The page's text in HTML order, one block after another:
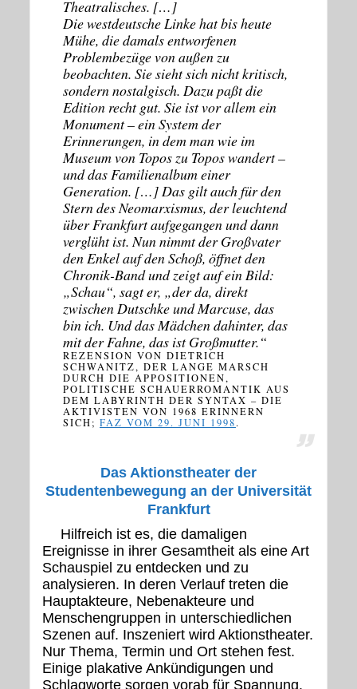
Theatralisches. […]
Die westdeutsche Linke hat bis heute
Mühe, die damals entworfenen
Problembezüge von außen zu
beobachten. Sie sieht sich nicht kritisch,
sondern nostalgisch. Dazu paßt die
Edition recht gut. Sie ist vor allem ein
Monument – ein System der
Erinnerungen, in dem man wie im
Museum von Topos zu Topos wandert –
und das Familienalbum einer
Generation. […] Das gilt auch für den
Stern des Neomarxismus, der leuchtend
über Frankfurt aufgegangen und dann
verglüht ist. Nun nimmt der Großvater
den Enkel auf den Schoß, öffnet den
Chronik-Band und zeigt auf ein Bild:
„Schau“, sagt er, „der da, direkt
zwischen Dutschke und Marcuse, das
bin ich. Und das Mädchen dahinter, das
mit der Fahne, das ist Großmutter.“
REZENSION VON DIETRICH
SCHWANITZ, DER LANGE MARSCH
DURCH DIE APPOSITIONEN,
POLITISCHE SCHAUERROMANTIK AUS
DEM LABYRINTH DER SYNTAX – DIE
AKTIVISTEN VON 1968 ERINNERN
SICH; FAZ VOM 29. JUNI 1998.
Das Aktionstheater der
Studentenbewegung an der Universität
Frankfurt
Hilfreich ist es, die damaligen
Ereignisse in ihrer Gesamtheit als eine Art
Schauspiel zu entdecken und zu
analysieren. In deren Verlauf treten die
Hauptakteure, Nebenakteure und
Menschengruppen in unterschiedlichen
Szenen auf. Inszeniert wird Aktionstheater.
Nur Thema, Termin und Ort stehen fest.
Einige plakative Ankündigungen und
Schlagworte sorgen vorab für Spannung.